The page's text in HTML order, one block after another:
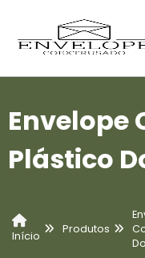
Envelope
Plástico
Início
Produtos